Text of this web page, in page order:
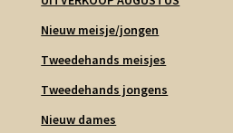
Nieuw meisje/jongen
Tweedehands meisjes
Tweedehands jongens
Nieuw dames